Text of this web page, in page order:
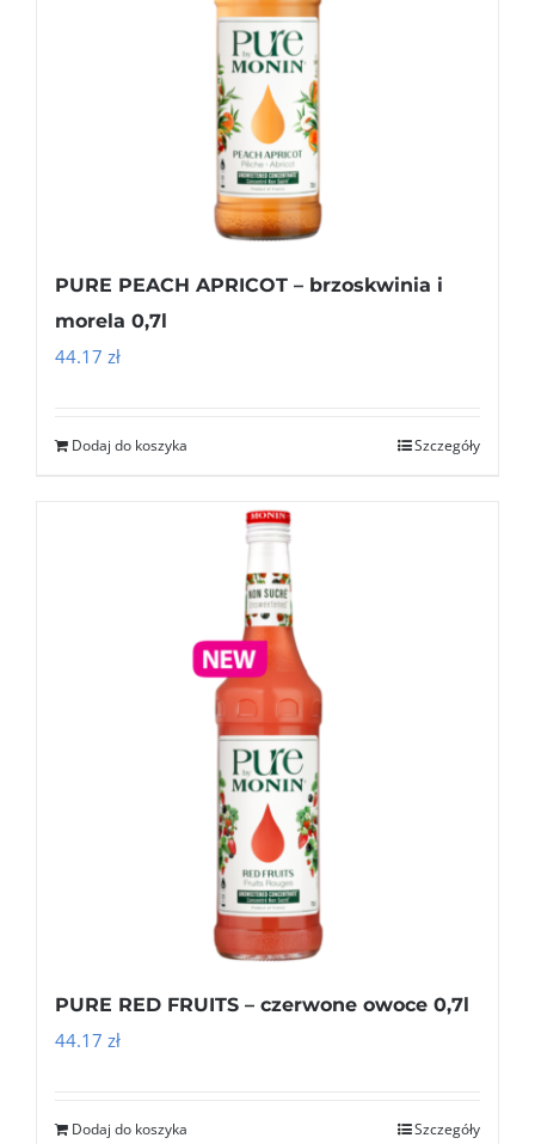
PURE PEACH APRICOT – brzoskwinia i
morela 0,7l
44.17 zł
Dodaj do koszyka Szczegóły
PURE RED FRUITS – czerwone owoce 0,7l
44.17 zł
Dodaj do koszyka Szczegóły